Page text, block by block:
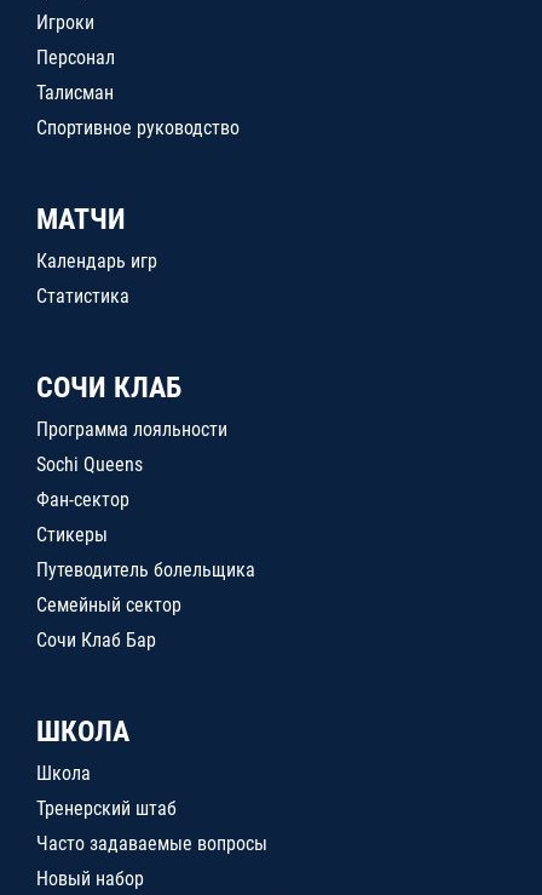
Игроки
Персонал
Талисман
Спортивное руководство
МАТЧИ
Календарь игр
Статистика
СОЧИ КЛАБ
Программа лояльности
Sochi Queens
Фан-сектор
Стикеры
Путеводитель болельщика
Семейный сектор
Сочи Клаб Бар
ШКОЛА
Школа
Тренерский штаб
Часто задаваемые вопросы
Новый набор